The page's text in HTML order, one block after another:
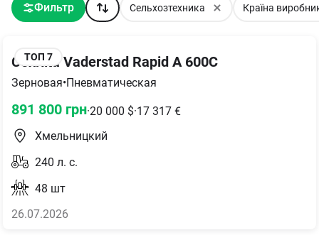
Фильтр Сельхозтехника Країна
ТОП 7
Сеялка Vaderstad Rapid A 600C
Зерновая•Пневматическая
891 800 грн·20 000 $·17 317 €
Хмельницкий
240 л. с.
48 шт
26.07.2026